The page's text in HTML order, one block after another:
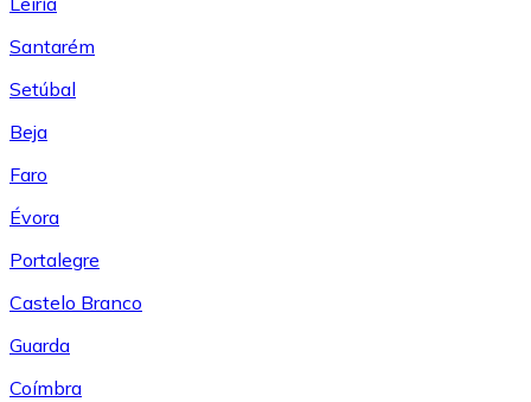
Santarém
Setúbal
Beja
Faro
Évora
Portalegre
Castelo Branco
Guarda
Coímbra